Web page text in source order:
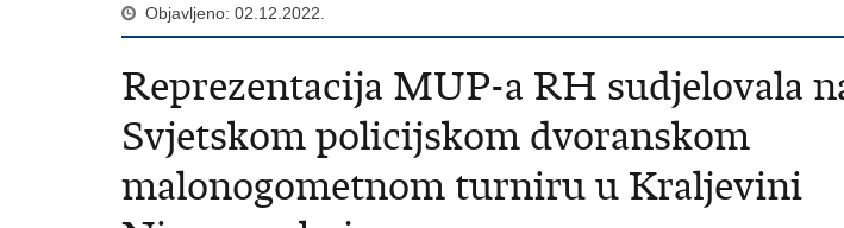
Objavljeno: 02.12.2022.
Reprezentacija MUP-a RH sudjelovala
Svjetskom policijskom dvoranskom
malonogometnom turniru u Kraljevini